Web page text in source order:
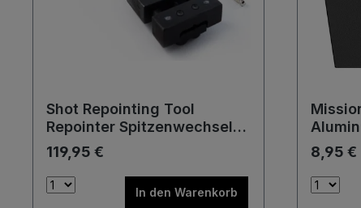
Shot Repointing Tool
Repointer Spitzenwechsel
Maschine Werkzeug
119,95 €
In den Warenkorb
für
8,95 €